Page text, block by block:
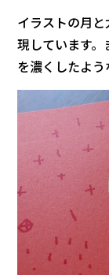
イラストの月
現しています
を濃くしたよう